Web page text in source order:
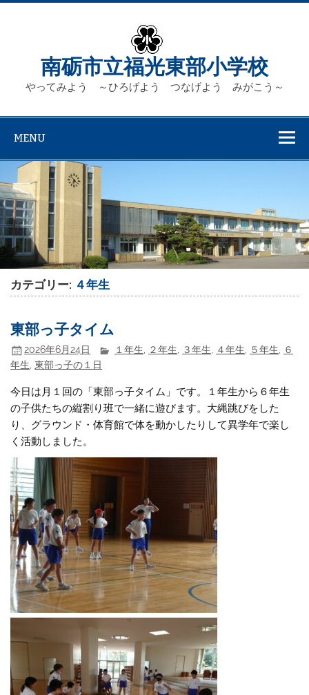
Skip
南砺市立福光東部小学校
やってみよう ～ひろげよう つなげよう みがこう～
MENU
カテゴリー: ４年生
東部っ子タイム
2026年6月24日 １年生 ２年生 ３年生 ４年生 ５年生
６
年生 ,東部っ子の１日
今日は月１回の「東部っ子タイム」です。１年生から６年生
の子供たちの縦割り班で一緒に遊びます。大縄跳びをした
り、グラウンド・体育館で体を動かしたりして異学年で楽し
く活動しました。